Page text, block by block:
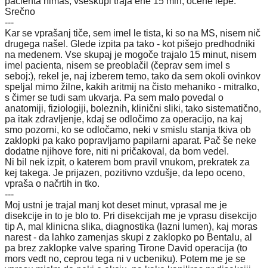
Srečno
---
Kar se vprašanj tiče, sem imel le tista, ki so na MS, nisem nič
drugega našel. Glede izpita pa tako - kot pišejo predhodniki
na medenem. Vse skupaj je mogoče trajalo 15 minut, nisem
imel pacienta, nisem se preoblačil (čeprav sem imel s
seboj:), rekel je, naj izberem temo, tako da sem okoli ovinkov
speljal mimo žilne, kakih aritmij na čisto mehaniko - mitralko,
s čimer se tudi sam ukvarja. Pa sem malo povedal o
anatomiji, fiziologiji, boleznih, klinični sliki, tako sistematično,
pa itak zdravljenje, kdaj se odločimo za operacijo, na kaj
smo pozorni, ko se odločamo, neki v smislu stanja tkiva ob
zaklopki pa kako popravljamo papilarni aparat. Pač še neke
dodatne njihove fore, niti ni pričakoval, da bom vedel.
Ni bil nek izpit, o katerem bom pravil vnukom, prekratek za
kej takega. Je prijazen, pozitivno vzdušje, da lepo oceno,
vpraša o načrtih in tko.
---
Moj ustni je trajal manj kot deset minut, vprasal me je
disekcije in to je blo to. Pri disekcijah me je vprasu disekcijo
tip A, mal klinicna slika, diagnostika (lazni lumen), kaj moras
narest - da lahko zamenjas skupi z zaklopko po Bentalu, al
pa brez zaklopke valve sparing Tirone David operacija (to
mors vedt no, ceprou tega ni v ucbeniku). Potem me je se